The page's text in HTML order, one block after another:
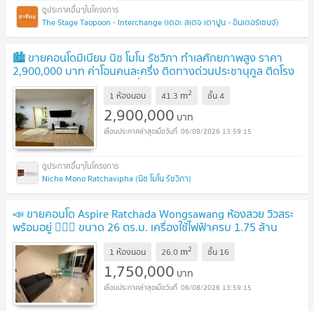
The Stage Taopoon - Interchange (เดอะ สเตจ เตาปูน - อินเตอร์เชนจ์)
🏙️ ขายคอนโดมิเนียม นิช โมโน รัชวิภา ทำเลศักยภาพสูง ราคา
2,900,000 บาท ค่าโอนคนละครึ่ง ติดทางด่วนประชานุกูล ติดโรง
พยาบาลเกษมราษฎร์ประชาชื่น
1 ห้องนอน 41.3 m2 ชั้น4
2,900,000 บาท
06/08/2026 13:59:15
Niche Mono Ratchavipha (นิช โมโน รัชวิภา)
📣 ขายคอนโด Aspire Ratchada Wongsawang ห้องสวย วิวสระ
พร้อมอยู่ 🏊‍♂️🏡 ขนาด 26 ตร.ม. เครื่องใช้ไฟฟ้าครบ 1.75 ล้าน
บาท✨
1 ห้องนอน 26.0 m2 ชั้น 16
1,750,000 บาท
06/08/2026 13:59:15